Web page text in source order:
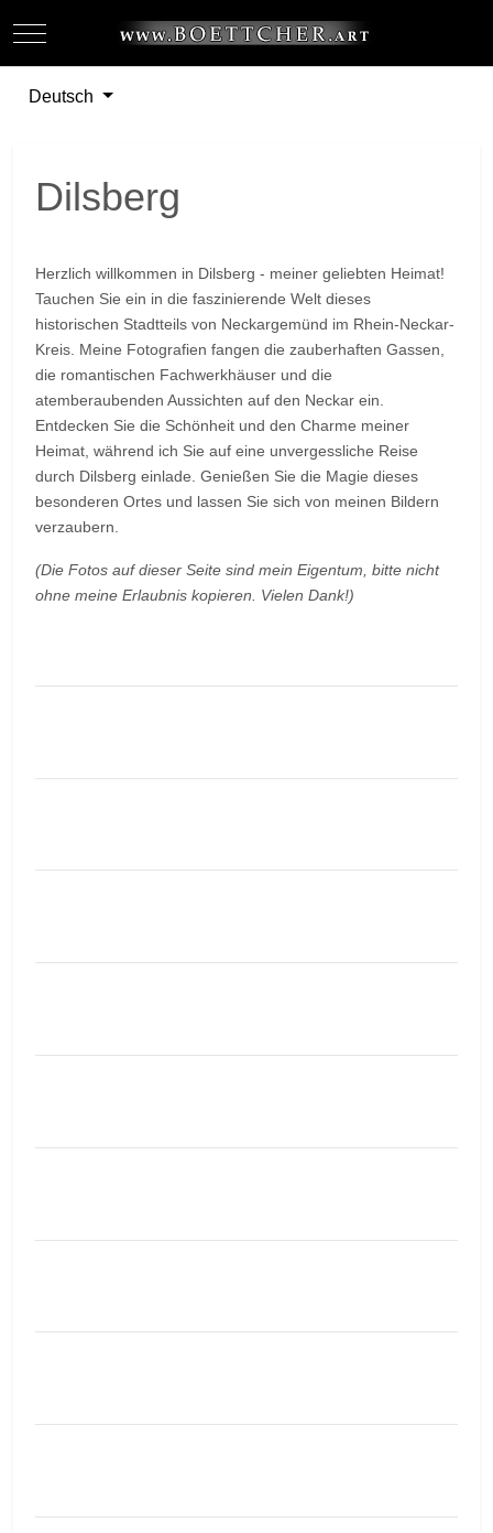
Mobile Menu Toggle
Sprache auswählen
Deutsch
Dilsberg
Herzlich willkommen in Dilsberg - meiner geliebten Heimat!
Tauchen Sie ein in die faszinierende Welt dieses
historischen Stadtteils von Neckargemünd im Rhein-Neckar-
Kreis. Meine Fotografien fangen die zauberhaften Gassen,
die romantischen Fachwerkhäuser und die
atemberaubenden Aussichten auf den Neckar ein.
Entdecken Sie die Schönheit und den Charme meiner
Heimat, während ich Sie auf eine unvergessliche Reise
durch Dilsberg einlade. Genießen Sie die Magie dieses
besonderen Ortes und lassen Sie sich von meinen Bildern
verzaubern.
(Die Fotos auf dieser Seite sind mein Eigentum, bitte nicht
ohne meine Erlaubnis kopieren. Vielen Dank!)